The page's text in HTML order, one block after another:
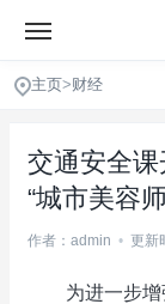
主页>财经
交通安全
“城市美容
作者：admin • 更新
为进一步增